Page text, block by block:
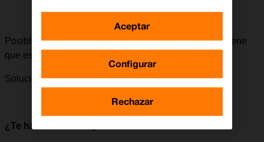
Posible causa 2 de 5:Para poder enviar un MMS, se tiene
que escribir y enviar de forma correcta.
Solución:Cómo escribir y enviar un MMS.
¿Te ha servido de ayuda?
Configurar
Rechazar
Aceptar